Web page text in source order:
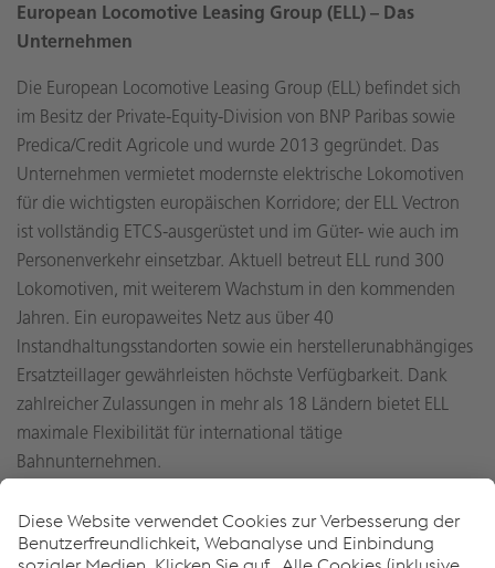
European Locomotive Leasing Group (ELL) – Das
Unternehmen
Die European Locomotive Leasing Group (ELL) befindet sich
im Besitz der Private-Equity-Division von BNP Paribas sowie
Predica/Credit Agricole und wurde 2013 gegründet. Das
Unternehmen vermietet modernste elektrische Lokomotiven
für die wichtigsten europäischen Korridore; der ELL Vectron
ist vollständig ETCS-ausgerüstet und im Güter- wie auch im
Personenverkehr einsetzbar. Aktuell betreut ELL rund 300
Lokomotiven, mit weiterem Wachstum in den kommenden
Jahren. Ein europaweites Netz aus über 40
Instandhaltungsstandorten sowie ein herstellerunabhängiges
Ersatzteillager gewährleisten höchste Verfügbarkeit. Dank
zahlreicher Zulassungen in mehr als 18 Ländern bietet ELL
maximale Flexibilität für international tätige
Bahnunternehmen.